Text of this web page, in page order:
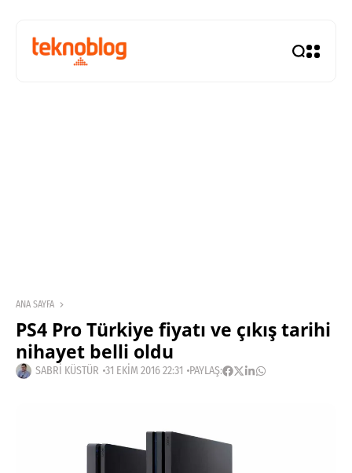
ANA SAYFA
PS4 Pro Türkiye fiyatı ve çıkış tarihi
nihayet belli oldu
SABRI KÜSTÜR 31 EKIM 2016 22:31 PAYLAŞ: